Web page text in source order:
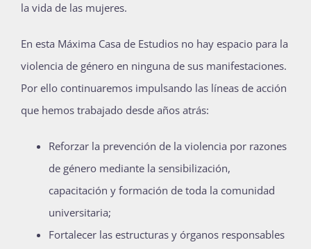
la vida de las mujeres.
En esta Máxima Casa de Estudios no hay espacio para la
violencia de género en ninguna de sus manifestaciones.
Por ello continuaremos impulsando las líneas de acción
que hemos trabajado desde años atrás:
Reforzar la prevención de la violencia por razones
de género mediante la sensibilización,
capacitación y formación de toda la comunidad
universitaria;
Fortalecer las estructuras y órganos responsables